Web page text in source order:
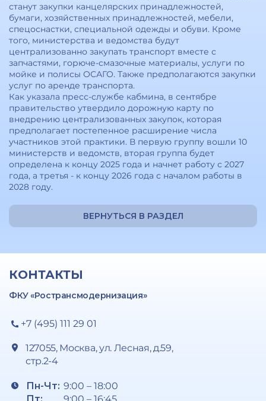
станут закупки канцелярских принадлежностей,
бумаги, хозяйственных принадлежностей, мебели,
спецоснастки, специальной одежды и обуви. Кроме
того, министерства и ведомства будут
централизованно закупать транспорт вместе с
запчастями, горюче-смазочные материалы, услуги по
мойке и полисы ОСАГО. Также предполагаются закупки
услуг по аренде транспорта.
Как указала пресс-службе кабмина, в сентябре
правительство утвердило дорожную карту по
внедрению централизованных закупок, которая
предполагает постепенное расширение числа
участников этой практики. В первую группу вошли 10
министерств и ведомств, вторая группа будет
определена к концу 2025 года и начнет работу с 2027
года, а третья - к концу 2026 года с началом работы в
2028 году.
ВЕРНУТЬСЯ В РАЗДЕЛ
КОНТАКТЫ
ФКУ «Ространсмодернизация»
+7 (495) 111 29 01
127055, Москва, ул. Лесная, д.59,
стр.2-4
Пн-Чт: 9:00 – 18:00